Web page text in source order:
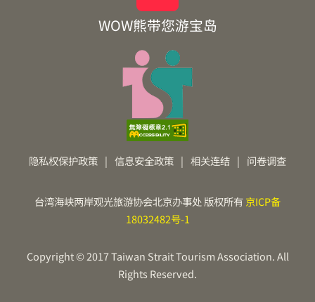
WOW熊带您游宝岛
隐私权保护政策 | 信息安全政策 | 相关连结 | 问卷调查
台湾海峡两岸观光旅游协会北京办事处 版权所有京ICP备
18032482号-1
Copyright © 2017 Taiwan Strait Tourism Association. All
Rights Reserved.